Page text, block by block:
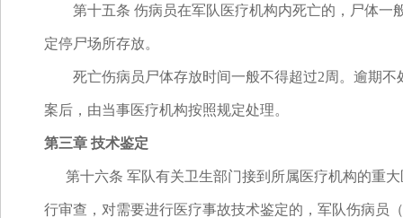
第十五条 伤病员在军队医疗机构内死亡的，尸体一
定停尸场所存放。
死亡伤病员尸体存放时间一般不得超过2周。逾期不
案后，由当事医疗机构按照规定处理。
第三章 技术鉴定
第十六条 军队有关卫生部门接到所属医疗机构的重大
行审查，对需要进行医疗事故技术鉴定的，军队伤病员